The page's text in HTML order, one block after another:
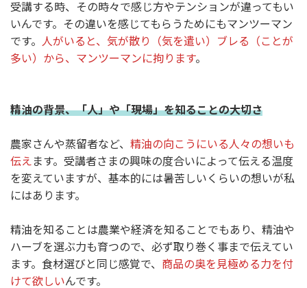
受講する時、その時々で感じ方やテンションが違ってもい
いんです。その違いを感じてもらうためにもマンツーマン
です。
人がいると、気が散り（気を遣い）ブレる（ことが
多い）から、マンツーマンに拘ります。
精油の背景、「人」や「現場」を知ることの大切さ
農家さんや蒸留者など、 精油の向こうにいる人々の想いも
伝え ます。受講者さまの興味の度合いによって伝える温度
を変えていますが、基本的には暑苦しいくらいの想いが私
にはあります。
精油を知ることは農業や経済を知ることでもあり、精油や
ハーブを選ぶ力も育つので、必ず取り巻く事まで伝えてい
ます。食材選びと同じ感覚で、 商品の奥を見極める力を付
けて欲しいんです。